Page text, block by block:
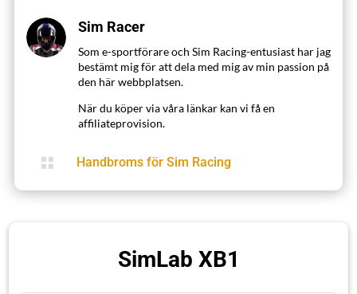
Sim Racer
Som e-sportförare och Sim Racing-entusiast har jag
bestämt mig för att dela med mig av min passion på
den här webbplatsen.
När du köper via våra länkar kan vi få en
affiliateprovision.
 Handbroms för Sim Racing
SimLab XB1